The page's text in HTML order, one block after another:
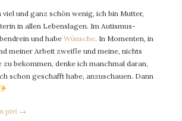
und ganz schön wenig, ich bin Mutter,
in allen Lebenslagen. Im Autismus-
und habe Wünsche. In Momenten, in
meiner Arbeit zweifle und meine, nichts
zu bekommen, denke ich manchmal daran,
schon geschafft habe, anzuschauen. Dann
piri →